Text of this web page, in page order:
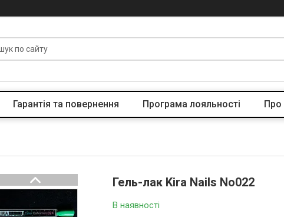
Гарантія та повернення Програма лояльності Про
Гель-лак Kira Nails No022
В наявності